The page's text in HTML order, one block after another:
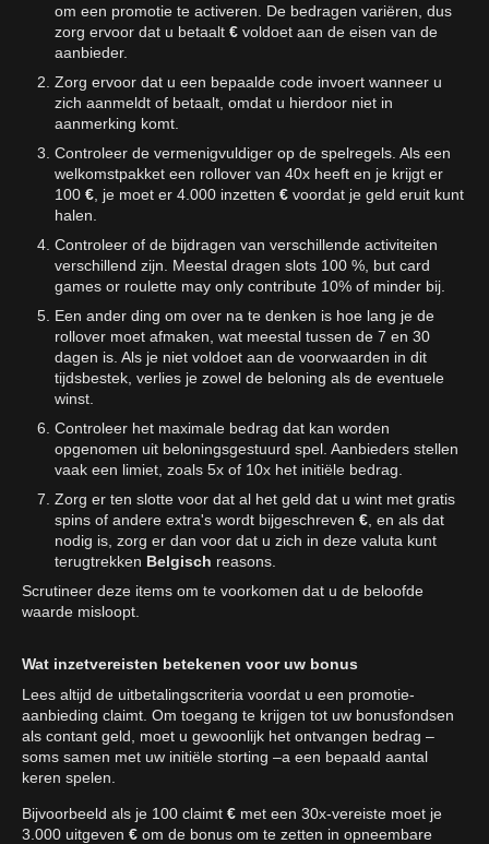
om een promotie te activeren. De bedragen variëren, dus
zorg ervoor dat u betaalt € voldoet aan de eisen van de
aanbieder.
Zorg ervoor dat u een bepaalde code invoert wanneer u
zich aanmeldt of betaalt, omdat u hierdoor niet in
aanmerking komt.
Controleer de vermenigvuldiger op de spelregels. Als een
welkomstpakket een rollover van 40x heeft en je krijgt er
100 € , je moet er 4.000 inzetten € voordat je geld eruit kunt
halen.
Controleer of de bijdragen van verschillende activiteiten
verschillend zijn. Meestal dragen slots 100 %, but card
games or roulette may only contribute 10% of minder bij.
Een ander ding om over na te denken is hoe lang je de
rollover moet afmaken, wat meestal tussen de 7 en 30
dagen is. Als je niet voldoet aan de voorwaarden in dit
tijdsbestek, verlies je zowel de beloning als de eventuele
winst.
Controleer het maximale bedrag dat kan worden
opgenomen uit beloningsgestuurd spel. Aanbieders stellen
vaak een limiet, zoals 5x of 10x het initiële bedrag.
Zorg er ten slotte voor dat al het geld dat u wint met gratis
spins of andere extra's wordt bijgeschreven € , en als dat
nodig is, zorg er dan voor dat u zich in deze valuta kunt
terugtrekken Belgisch reasons.
Scrutineer deze items om te voorkomen dat u de beloofde
waarde misloopt.
Wat inzetvereisten betekenen voor uw bonus
Lees altijd de uitbetalingscriteria voordat u een promotie-
aanbieding claimt. Om toegang te krijgen tot uw bonusfondsen
als contant geld, moet u gewoonlijk het ontvangen bedrag –
soms samen met uw initiële storting –a een bepaald aantal
keren spelen.
Bijvoorbeeld als je 100 claimt € met een 30x-vereiste moet je
3.000 uitgeven € om de bonus om te zetten in opneembare